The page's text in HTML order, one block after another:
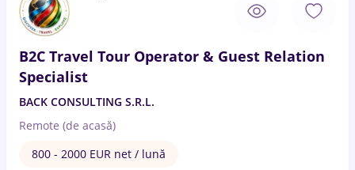
B2C Travel Tour Operator & Guest Relation
Specialist
BACK CONSULTING S.R.L.
Remote (de acasă)
800 - 2000 EUR net / lună